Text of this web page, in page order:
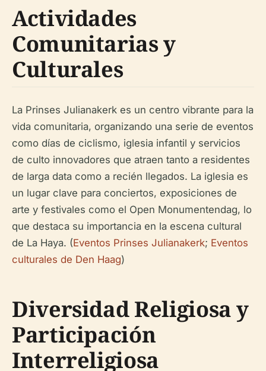
Actividades
Comunitarias y
Culturales
La Prinses Julianakerk es un centro vibrante para la
vida comunitaria, organizando una serie de eventos
como días de ciclismo, iglesia infantil y servicios
de culto innovadores que atraen tanto a residentes
de larga data como a recién llegados. La iglesia es
un lugar clave para conciertos, exposiciones de
arte y festivales como el Open Monumentendag, lo
que destaca su importancia en la escena cultural
de La Haya. (Eventos Prinses Julianakerk; Eventos
culturales de Den Haag)
Diversidad Religiosa y
Participación
Interreligiosa